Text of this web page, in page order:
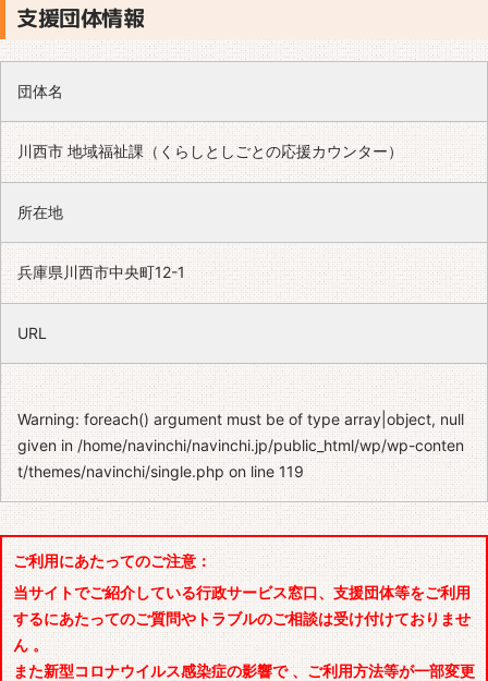
支援団体情報
団体名
川西市 地域福祉課（くらしとしごとの応援カウンター）
所在地
兵庫県川西市中央町12-1
URL
Warning: foreach() argument must be of type array|object, null
given in/home/navinchi/navinchi.jp/public_html/wp/wp-conten
t/themes/navinchi/single.phpon line119
ご利用にあたってのご注意：
当サイトでご紹介している行政サービス窓口、支援団体等をご利用
するにあたってのご質問やトラブルのご相談は受け付けておりませ
ん 。
また新型コロナウイルス感染症の影響で 、ご利用方法等が一部変更